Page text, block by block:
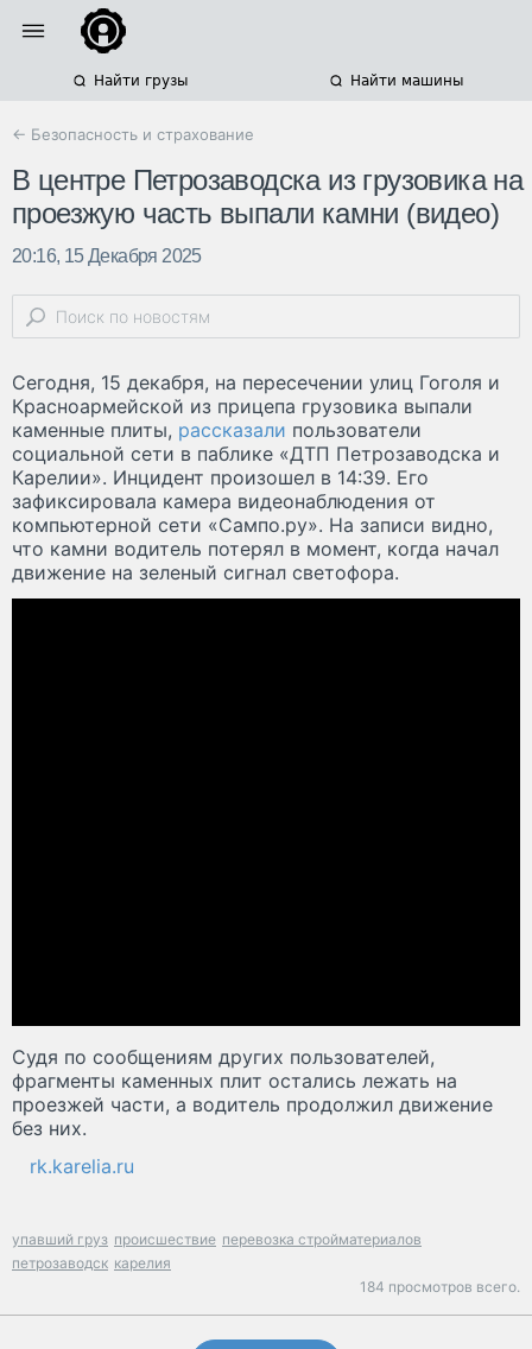
Найти грузы Найти машины
← Безопасность и страхование
В центре Петрозаводска из грузовика на
проезжую часть выпали камни (видео)
20:16, 15 Декабря 2025
Сегодня, 15 декабря, на пересечении улиц Гоголя и
Красноармейской из прицепа грузовика выпали
каменные плиты, рассказали пользователи
социальной сети в паблике «ДТП Петрозаводска и
Карелии». Инцидент произошел в 14:39. Его
зафиксировала камера видеонаблюдения от
компьютерной сети «Сампо.ру». На записи видно,
что камни водитель потерял в момент, когда начал
движение на зеленый сигнал светофора.
Судя по сообщениям других пользователей,
фрагменты каменных плит остались лежать на
проезжей части, а водитель продолжил движение
без них.
rk.karelia.ru
упавший груз происшествие перевозка стройматериалов
петрозаводск карелия
184 просмотров всего.